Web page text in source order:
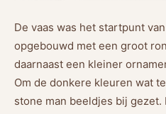
De vaas was het startpunt
opgebouwd met een groot
daarnaast een kleiner
Om de donkere kleuren wat
stone man beeldjes bij